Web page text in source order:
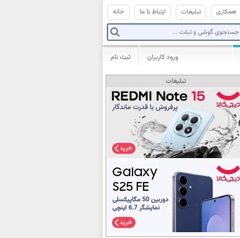
خانه ارتباط با ما تبلیغات همکاری
ثبت نام ورود کاربران
تبلیغات